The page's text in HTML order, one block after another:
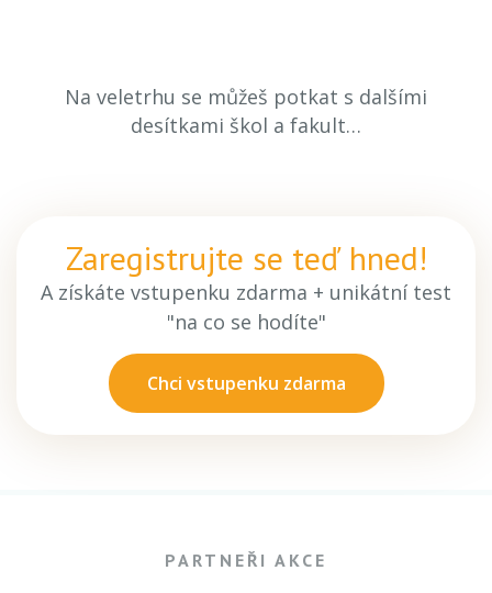
Na veletrhu se můžeš potkat s dalšími
desítkami škol a fakult…
Zaregistrujte se teď hned!
A získáte vstupenku zdarma + unikátní test
"na co se hodíte"
Chci vstupenku zdarma
PARTNEŘI AKCE